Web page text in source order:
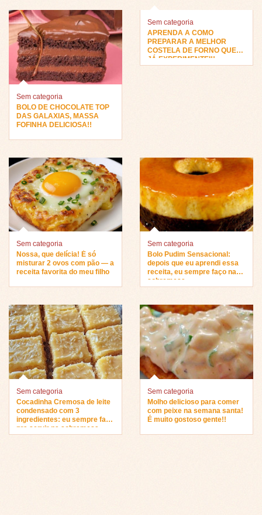
Sem categoria
BOLO DE CHOCOLATE TOP
DAS GALAXIAS, MASSA
FOFINHA DELICIOSA!!
Sem categoria
APRENDA A COMO
PREPARAR A MELHOR
COSTELA DE FORNO QUE
JÁ EXPERIMENTEI!!
Sem categoria
Nossa, que delícia! É só
misturar 2 ovos com pão — a
receita favorita do meu filho
Sem categoria
Bolo Pudim Sensacional:
depois que eu aprendi essa
receita, eu sempre faço na
sobremesa…
Sem categoria
Cocadinha Cremosa de leite
condensado com 3
ingredientes: eu sempre faço
pra servir na sobremesa…
Sem categoria
Molho delicioso para comer
com peixe na semana santa!
É muito gostoso gente!!